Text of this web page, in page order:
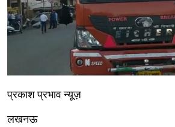
प्रकाश प्रभाव न्यूज़
लखनऊ